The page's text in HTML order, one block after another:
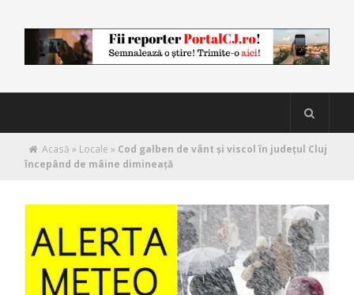
Acasă » Locale » Cod galben de vânt și viscol în județul Cluj
începând de mâine dimineață